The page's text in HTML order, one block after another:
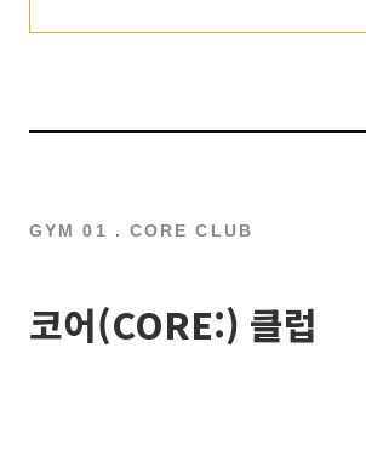
GYM 01 . CORE CLUB
코어(CORE:) 클럽